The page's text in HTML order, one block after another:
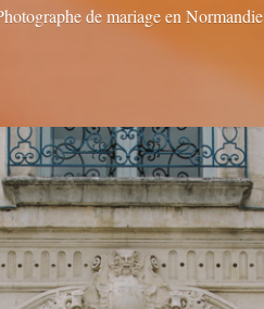
de mariage en Normandie